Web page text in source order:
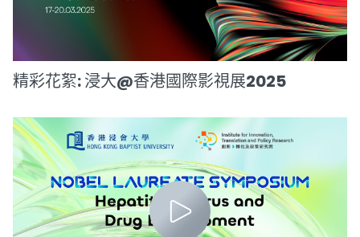
精彩花絮: 浸大@香港國際影視展2025